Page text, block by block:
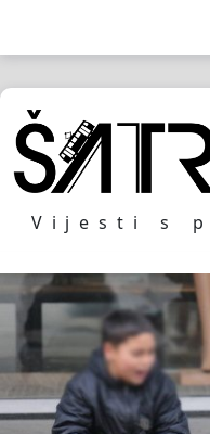
Vijesti s